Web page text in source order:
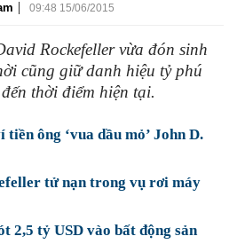
| 09:48 15/06/2015
Rockefeller vừa đón sinh
cũng giữ danh hiệu tỷ phú
thời điểm hiện tại.
ông ‘vua dầu mỏ’ John D.
tử nạn trong vụ rơi máy
2,5 tỷ USD vào bất động sản